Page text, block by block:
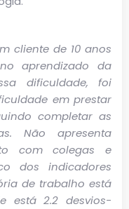
cliente de 10 anos
aprendizado da
dificuldade, foi
em prestar
completar as
Não apresenta
com colegas e
dos indicadores
de trabalho está
está 2.2 desvios-